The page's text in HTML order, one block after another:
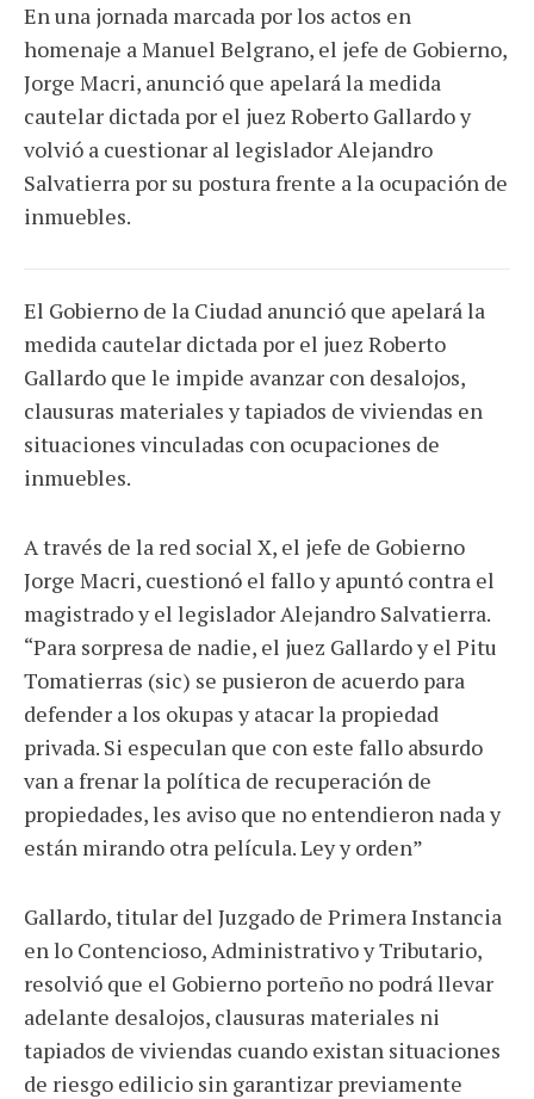
En una jornada marcada por los actos en
homenaje a Manuel Belgrano, el jefe de Gobierno,
Jorge Macri, anunció que apelará la medida
cautelar dictada por el juez Roberto Gallardo y
volvió a cuestionar al legislador Alejandro
Salvatierra por su postura frente a la ocupación de
inmuebles.
El Gobierno de la Ciudad anunció que apelará la
medida cautelar dictada por el juez Roberto
Gallardo que le impide avanzar con desalojos,
clausuras materiales y tapiados de viviendas en
situaciones vinculadas con ocupaciones de
inmuebles.
A través de la red social X, el jefe de Gobierno
Jorge Macri, cuestionó el fallo y apuntó contra el
magistrado y el legislador Alejandro Salvatierra.
“Para sorpresa de nadie, el juez Gallardo y el Pitu
Tomatierras (sic) se pusieron de acuerdo para
defender a los okupas y atacar la propiedad
privada. Si especulan que con este fallo absurdo
van a frenar la política de recuperación de
propiedades, les aviso que no entendieron nada y
están mirando otra película. Ley y orden”
Gallardo, titular del Juzgado de Primera Instancia
en lo Contencioso, Administrativo y Tributario,
resolvió que el Gobierno porteño no podrá llevar
adelante desalojos, clausuras materiales ni
tapiados de viviendas cuando existan situaciones
de riesgo edilicio sin garantizar previamente